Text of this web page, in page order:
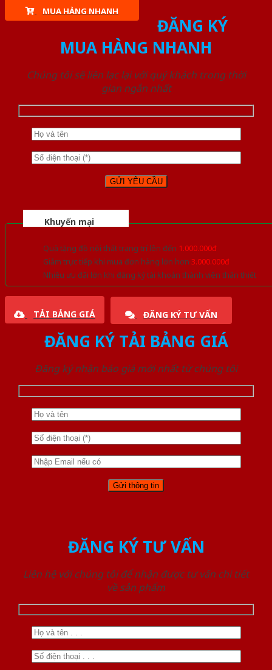
MUA HÀNG NHANH
ĐĂNG KÝ
MUA HÀNG NHANH
Chúng tôi sẽ liên lạc lại với quý khách trong thời
gian ngắn nhất
Khuyến mại
Quà tặng đồ nội thất trang trí lên đến 1.000.000đ
Giảm trực tiếp khi mua đơn hàng lớn hơn 3.000.000đ
Nhiều ưu đãi lớn khi đăng ký tài khoản thành viên thân thiết
TẢI BẢNG GIÁ ĐĂNG KÝ TƯ VẤN
ĐĂNG KÝ TẢI BẢNG GIÁ
Đăng ký nhận báo giá mới nhất từ chúng tôi
ĐĂNG KÝ TƯ VẤN
Liên hệ với chúng tôi để nhận được tư vấn chi tiết
về sản phẩm